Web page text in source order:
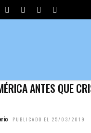
VASCOS
BALLENEROS VASCOS
ANTES QUE
PUBLICADO EL 25/03/2019